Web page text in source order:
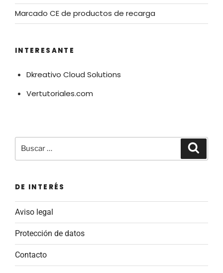
Marcado CE de productos de recarga
INTERESANTE
Dkreativo Cloud Solutions
Vertutoriales.com
por:
DE INTERÉS
Aviso legal
Protección de datos
Contacto